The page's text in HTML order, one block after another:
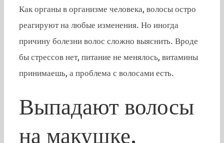
Как органы в организме человека, волосы остро
реагируют на любые изменения. Но иногда
причину болезни волос сложно выяснить. Вроде
бы стрессов нет, питание не менялось, витамины
принимаешь, а проблема с волосами есть.
Выпадают волосы
на макушке.